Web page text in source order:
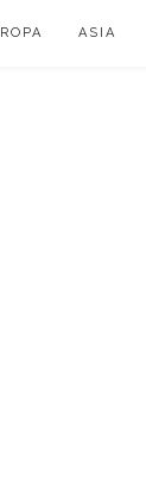
ASIA